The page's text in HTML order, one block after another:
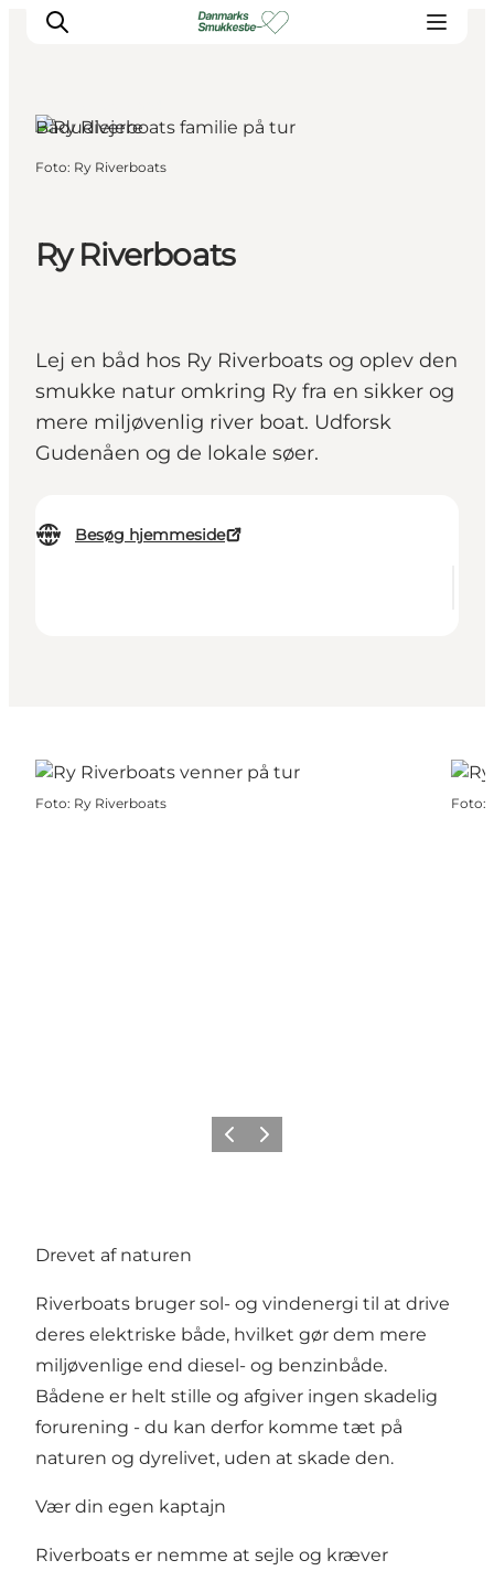
Det sker
Getaway
Ry Riverboats
Lej en båd hos Ry Riverboats og oplev den
smukke natur omkring Ry fra en sikker og
mere miljøvenlig river boat. Udforsk
Gudenåen og de lokale søer.
Besøg hjemmeside
Bådudlejere
Foto: Ry Riverboats
Foto: Ry Riverboats Foto:
Forrige billede
Næste billede
Drevet af naturen
Riverboats bruger sol- og vindenergi til at drive
deres elektriske både, hvilket gør dem mere
miljøvenlige end diesel- og benzinbåde.
Bådene er helt stille og afgiver ingen skadelig
forurening - du kan derfor komme tæt på
naturen og dyrelivet, uden at skade den.
Vær din egen kaptajn
Riverboats er nemme at sejle og kræver